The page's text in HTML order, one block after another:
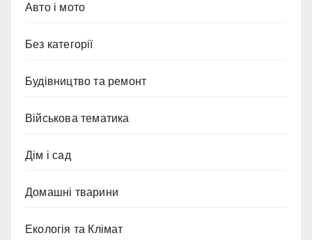
Авто і мото
Без категорії
Будівництво та ремонт
Військова тематика
Дім і сад
Домашні тварини
Екологія та Клімат